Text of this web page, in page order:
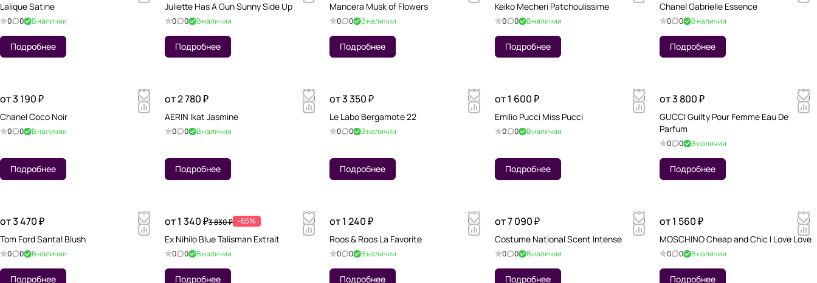
Lalique Satine
0 0 В наличии
Подробнее
Juliette Has A Gun Sunny Side Up
0 0 В наличии
Подробнее
Mancera Musk of Flowers
0 0 В наличии
Подробнее
Keiko Mecheri Patchoulissime
0 0 В наличии
Подробнее
Chanel Gabrielle Essence
0 0 В наличии
Подробнее
от 3 190 ₽
Chanel Coco Noir
0 0 В наличии
Подробнее
от 2 780 ₽
AERIN Ikat Jasmine
0 0 В наличии
Подробнее
от 3 350 ₽
Le Labo Bergamote 22
0 0 В наличии
Подробнее
от 1 600 ₽
Emilio Pucci Miss Pucci
0 0 В наличии
Подробнее
от 3 800 ₽
GUCCI Guilty Pour Femme Eau De
Parfum
0 0 В наличии
Подробнее
от 3 470 ₽
Tom Ford Santal Blush
0 0 В наличии
Подробнее
от 1 340 ₽3 830 ₽ -65%
Ex Nihilo Blue Talisman Extrait
0 0 В наличии
Подробнее
от 1 240 ₽
Roos & Roos La Favorite
0 0 В наличии
Подробнее
от 7 090 ₽
Costume National Scent Intense
0 0 В наличии
Подробнее
от 1 560 ₽
MOSCHINO Cheap and Chic I Love Love
0 0 В наличии
Подробнее